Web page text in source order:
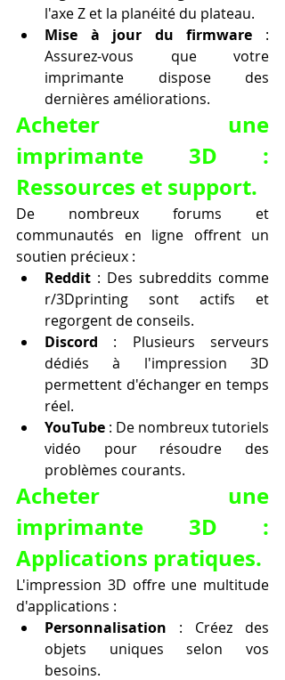
l'axe Z et la planéité du plateau.
Mise à jour du firmware :
Assurez-vous que votre
imprimante dispose des
dernières améliorations.
Acheter une
imprimante 3D :
Ressources et support.
De nombreux forums et
communautés en ligne offrent un
soutien précieux :
Reddit : Des subreddits comme
r/3Dprinting sont actifs et
regorgent de conseils.
Discord : Plusieurs serveurs
dédiés à l'impression 3D
permettent d'échanger en temps
réel.
YouTube : De nombreux tutoriels
vidéo pour résoudre des
problèmes courants.
Acheter une
imprimante 3D :
Applications pratiques.
L'impression 3D offre une multitude
d'applications :
Personnalisation : Créez des
objets uniques selon vos
besoins.